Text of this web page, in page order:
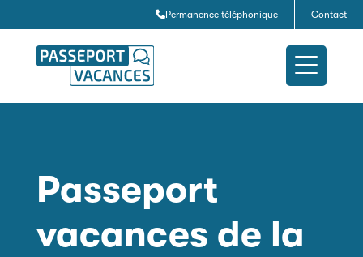
Permanence téléphonique Contact
Passeport
vacances de la